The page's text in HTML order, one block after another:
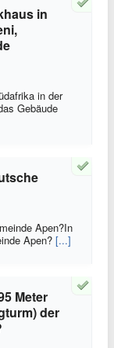
in
in der
Gebäude
Apen?In
Apen? [...]
Meter
der